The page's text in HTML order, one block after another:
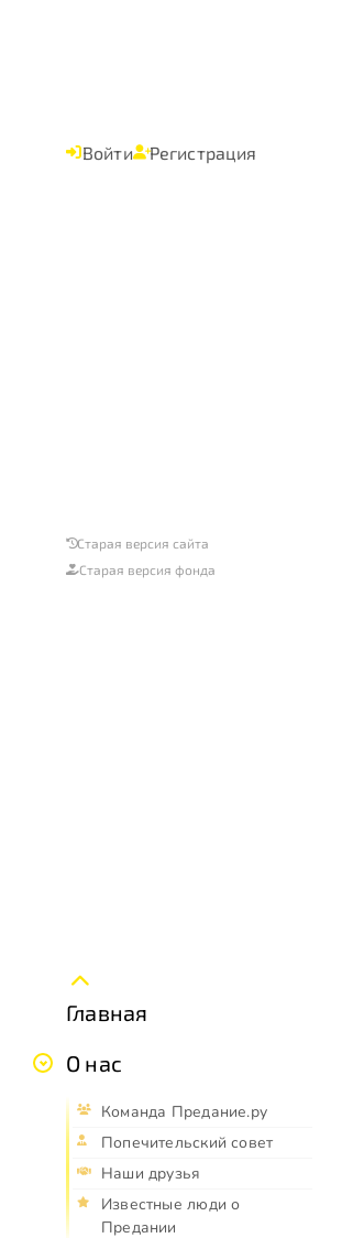
Войти Регистрация
Старая версия сайта
Старая версия фонда
Главная
О нас
Команда Предание.ру
Попечительский совет
Наши друзья
Известные люди о
Предании